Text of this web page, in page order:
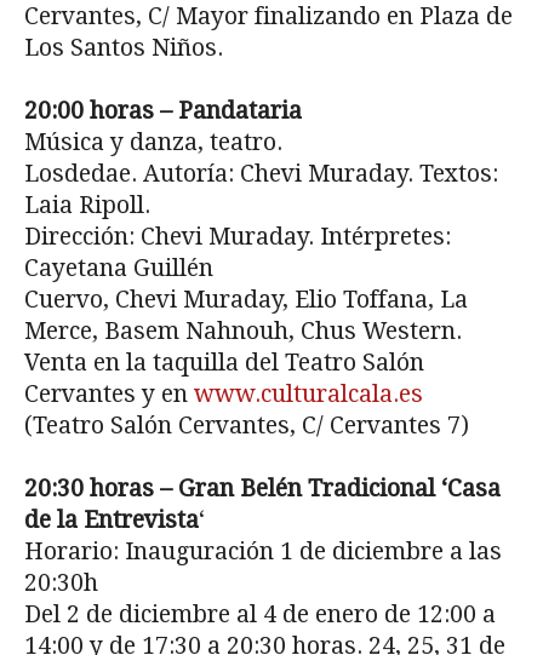
Cervantes, C/ Mayor finalizando en Plaza de
Los Santos Niños.
20:00 horas – Pandataria
Música y danza, teatro.
Losdedae. Autoría: Chevi Muraday. Textos:
Laia Ripoll.
Dirección: Chevi Muraday. Intérpretes:
Cayetana Guillén
Cuervo, Chevi Muraday, Elio Toffana, La
Merce, Basem Nahnouh, Chus Western.
Venta en la taquilla del Teatro Salón
Cervantes y en www.culturalcala.es
(Teatro Salón Cervantes, C/ Cervantes 7)
20:30 horas – Gran Belén Tradicional ‘Casa
de la Entrevista‘
Horario: Inauguración 1 de diciembre a las
20:30h
Del 2 de diciembre al 4 de enero de 12:00 a
14:00 y de 17:30 a 20:30 horas. 24, 25, 31 de